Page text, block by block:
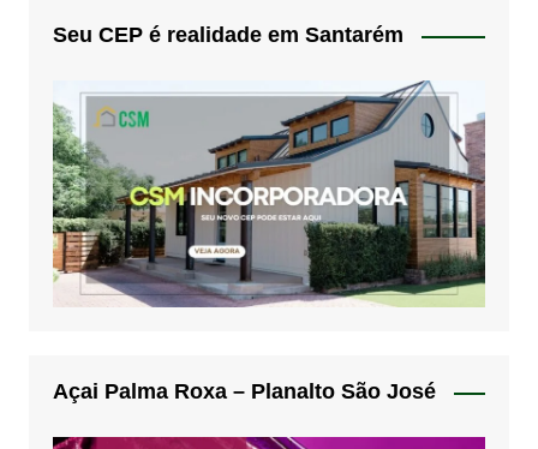
Seu CEP é realidade em Santarém
Açai Palma Roxa – Planalto São José